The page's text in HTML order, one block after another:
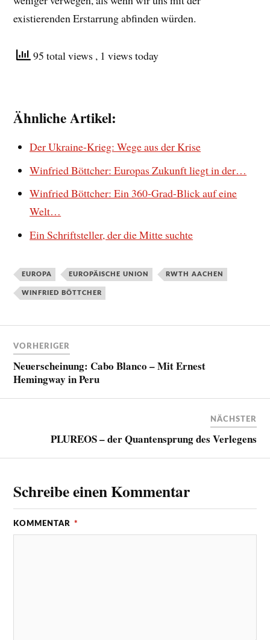
existierenden Erstarrung abfinden würden.
95 total views , 1 views today
Ähnliche Artikel:
Der Ukraine-Krieg: Wege aus der Krise
Winfried Böttcher: Europas Zukunft liegt in der…
Winfried Böttcher: Ein 360-Grad-Blick auf eine
Welt…
Ein Schriftsteller, der die Mitte suchte
EUROPA EUROPÄISCHE UNION RWTH AACHEN
WINFRIED BÖTTCHER
VORHERIGER
Neuerscheinung: Cabo Blanco – Mit Ernest
Hemingway in Peru
NÄCHSTER
PLUREOS – der Quantensprung des Verlegens
Schreibe einen Kommentar
KOMMENTAR *